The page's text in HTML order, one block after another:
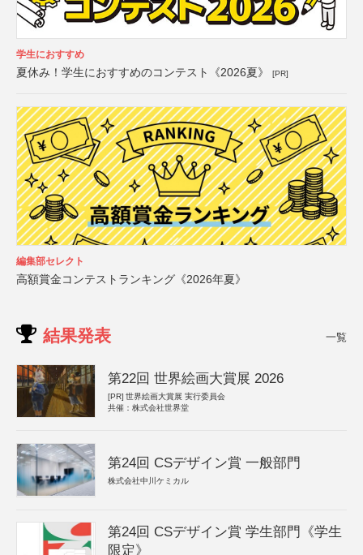
学生におすすめ
夏休み！学生におすすめのコンテスト《2026夏》 [PR]
編集部セレクト
高額賞金コンテストランキング《2026年夏》
結果発表 一覧
第22回 世界絵画大賞展 2026
[PR] 世界絵画大賞展 実行委員会
共催：株式会社世界堂
第24回 CSデザイン賞 一般部門
株式会社中川ケミカル
第24回 CSデザイン賞 学生部門《学生
限定》